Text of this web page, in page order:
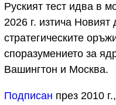
Руският тест идва в
2026 г. изтича
стратегическите
споразумението за
Вашингтон и Москва.
Подписан през 2010